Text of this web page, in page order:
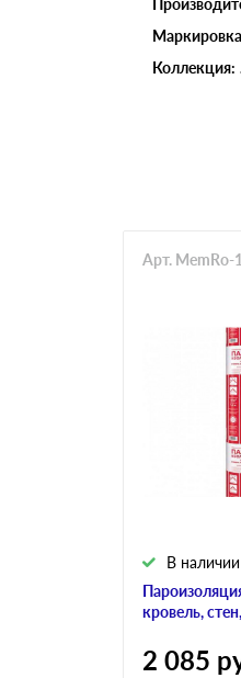
Коллекция:
кровель,
В наличии
Арт. MemRo-
2 085